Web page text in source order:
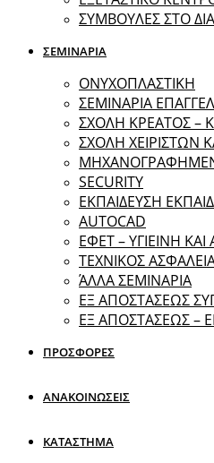
ΣΥΜΒΟΥΛΕΣ ΣΤΟ
ΣΕΜΙΝΑΡΙΑ
ΟΝΥΧΟΠΛΑΣΤΙΚΗ
ΣΕΜΙΝΑΡΙΑ
ΣΧΟΛΗ ΚΡΕΑΤΟΣ –
ΣΧΟΛΗ ΧΕΙΡΙΣΤΩΝ
SECURITY
ΕΚΠΑΙΔΕΥΣΗ
ΑUTOCAD
ΕΦΕΤ – ΥΓΙΕΙΝΗ
ΤΕΧΝΙΚΟΣ
ΆΛΛΑ ΣΕΜΙΝΑΡΙΑ
EΞ ΑΠΟΣΤΑΣΕΩΣ
ΕΞ ΑΠΟΣΤΑΣΕΩΣ –
ΠΡΟΣΦΟΡΕΣ
ΑΝΑΚΟΙΝΩΣΕΙΣ
ΚΑΤΑΣΤΗΜΑ